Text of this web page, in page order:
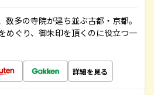
数多の寺院が建ち並ぶ古都・京都。
めぐり、御朱印を頂くのに役立つ一
詳細を見る